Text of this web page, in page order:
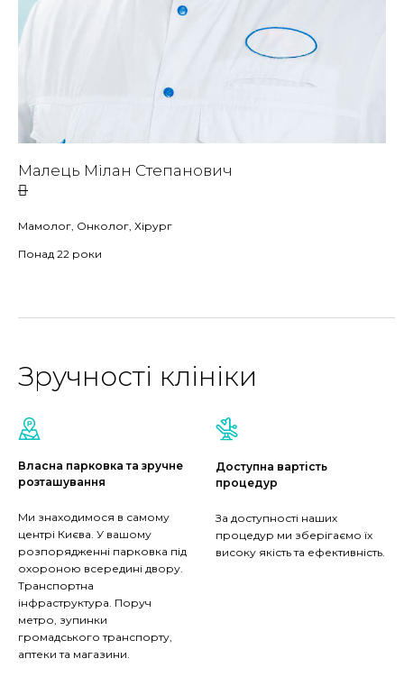
Малець Мілан Степанович
Мамолог, Онколог, Хірург
Понад 22 роки
Зручності клініки
Власна парковка та зручне
розташування
Ми знаходимося в самому
центрі Києва. У вашому
розпорядженні парковка під
охороною всередині двору.
Транспортна
інфраструктура. Поруч
метро, зупинки
громадського транспорту,
аптеки та магазини.
Доступна вартість
процедур
За доступності наших
процедур ми зберігаємо їх
високу якість та ефективність.